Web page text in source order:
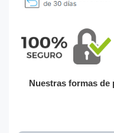
Nuestras formas de